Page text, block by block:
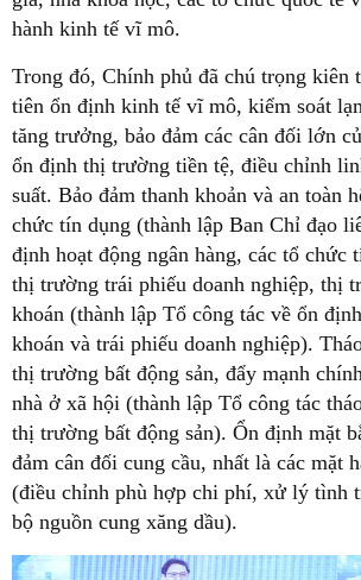
hành kinh tế vĩ mô.
Trong đó, Chính phủ đã chú trọng kiên
tiên ổn định kinh tế vĩ mô, kiểm soát
tăng trưởng, bảo đảm các cân đối lớn
ổn định thị trường tiền tệ, điều chỉnh
suất. Bảo đảm thanh khoản và an toàn
chức tín dụng (thành lập Ban Chỉ đạo
định hoạt động ngân hàng, các tổ chức
thị trường trái phiếu doanh nghiệp, thị
khoán (thành lập Tổ công tác về ổn
khoán và trái phiếu doanh nghiệp).
thị trường bất động sản, đẩy mạnh
nhà ở xã hội (thành lập Tổ công tác
thị trường bất động sản). Ổn định mặt
đảm cân đối cung cầu, nhất là các mặt
(điều chỉnh phù hợp chi phí, xử lý tình
bộ nguồn cung xăng dầu).